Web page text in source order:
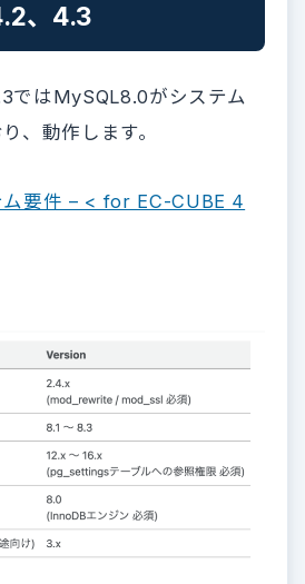
、4.3
ではMySQL8.0がシステム
、動作します。
ム要件 – < for EC-CUBE 4